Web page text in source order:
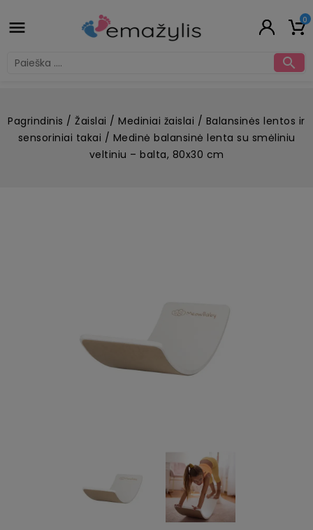
 0

Pagrindinis Žaislai Mediniai žaislai
Balansinės lentos ir
sensoriniai takai
Medinė balansinė lenta su smėliniu
veltiniu – balta, 80x30 cm